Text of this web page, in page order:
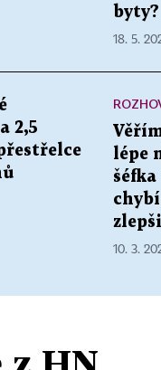
byty?
18. 5.
2,5
lépe
10. 3.